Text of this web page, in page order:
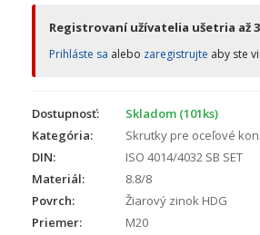
Registrovaní užívatelia ušetria až
Prihláste sa alebo zaregistrujte aby ste
Dostupnosť:
Skladom (101ks)
Kategória:
Skrutky pre oceľové
DIN:
ISO 4014/4032 SB SET
Materiál:
8.8/8
Povrch:
Žiarový zinok HDG
Priemer:
M20